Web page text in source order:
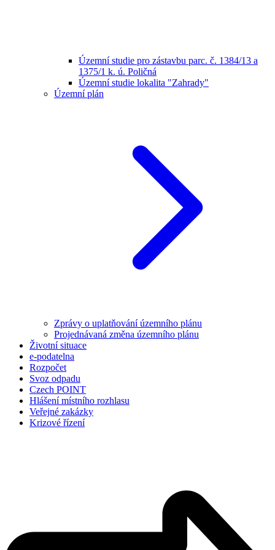
Územní studie pro zástavbu parc. č. 1384/13 a
1375/1 k. ú. Poličná
Územní studie lokalita "Zahrady"
Územní plán
Zprávy o uplatňování územního plánu
Projednávaná změna územního plánu
Životní situace
e-podatelna
Rozpočet
Svoz odpadu
Czech POINT
Hlášení místního rozhlasu
Veřejné zakázky
Krizové řízení